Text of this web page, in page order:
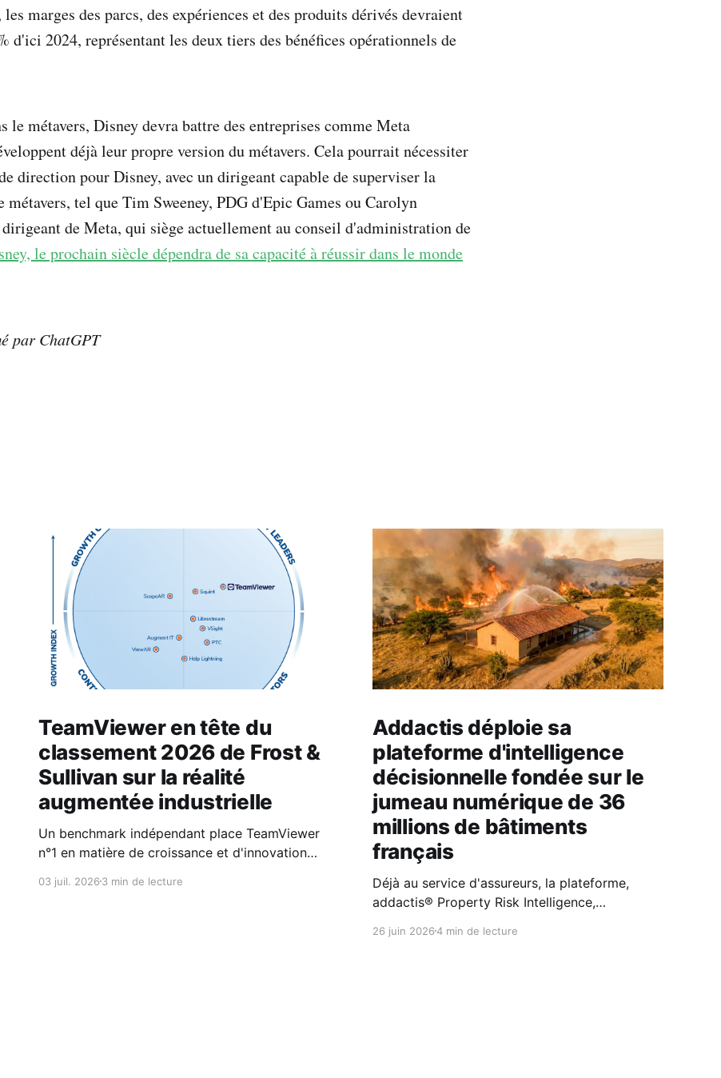
marges des parcs, des expériences et des produits dérivés devraient
d'ici 2024, représentant les deux tiers des bénéfices opérationnels de
le métavers, Disney devra battre des entreprises comme Meta
déjà leur propre version du métavers. Cela pourrait nécessiter
direction pour Disney, avec un dirigeant capable de superviser la
tel que Tim Sweeney, PDG d'Epic Games ou Carolyn
de Meta, qui siège actuellement au conseil d'administration de
le prochain siècle dépendra de sa capacité à réussir dans le monde
par ChatGPT
TeamViewer en tête du
classement 2026 de Frost &
Sullivan sur la réalité
augmentée industrielle
Un benchmark indépendant place TeamViewer
n°1 en matière de croissance et d'innovation
(AR) dédiées aux opérations des équipes
03 juil. 20263 min de lecture
Addactis déploie sa
plateforme d'intelligence
décisionnelle fondée sur le
jumeau numérique de 36
millions de bâtiments
français
Déjà au service d'assureurs, la plateforme,
addactis® Property Risk Intelligence,
intelligence opérationnelle pour la souscription,
26 juin 20264 min de lecture